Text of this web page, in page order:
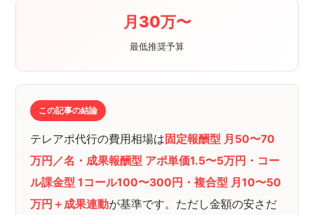
月30万〜
最低推奨予算
この記事の結論
テレアポ代行の費用相場は 固定報酬型 月50〜70
万円／名・成果報酬型 アポ単価1.5〜5万円・コー
ル課金型 1コール100〜300円・複合型 月10〜50
万円＋成果連動が基準です。ただし金額の安さだ